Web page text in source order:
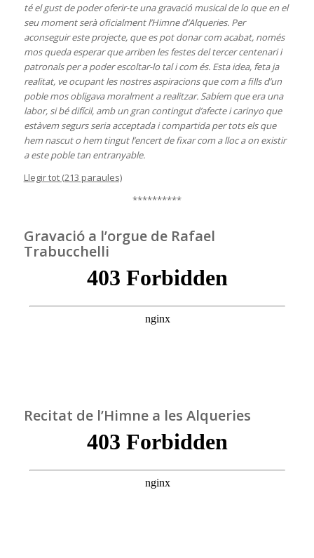
té el gust de poder oferir-te una gravació musical de lo que en el
seu moment serà oficialment l’Himne d’Alqueries. Per
aconseguir este projecte, que es pot donar com acabat, només
mos queda esperar que arriben les festes del tercer centenari i
patronals per a poder escoltar-lo tal i com és. Esta idea, feta ja
realitat, ve ocupant les nostres aspiracions que com a fills d’un
poble mos obligava moralment a realitzar. Sabíem que era una
labor, si bé difícil, amb un gran contingut d’afecte i carinyo que
estàvem segurs seria acceptada i compartida per tots els que
hem nascut o hem tingut l’encert de fixar com a lloc a on existir
a este poble tan entranyable.
Llegir tot (213 paraules)
**********
Gravació a l’orgue de Rafael
Trabucchelli
Recitat de l’Himne a les Alqueries